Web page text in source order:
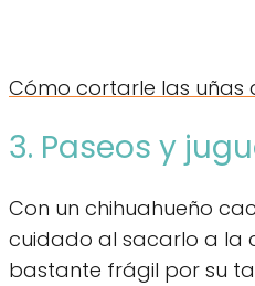
Cómo cortarle las uñas
3. Paseos y
Con un chihuahueño
cuidado al sacarlo a la
bastante frágil por su